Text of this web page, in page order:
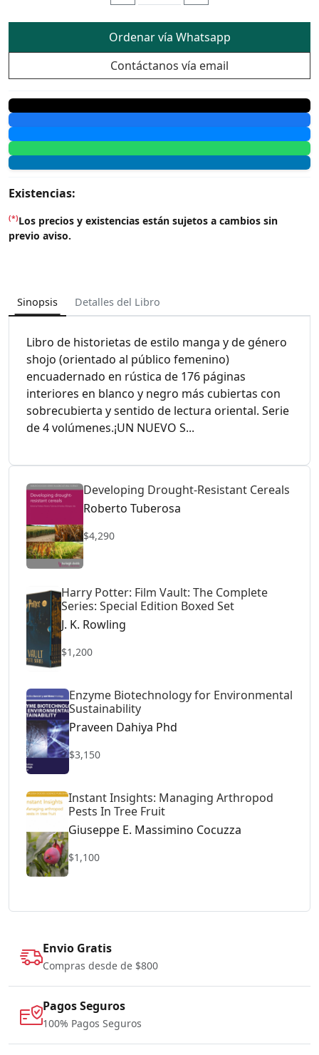
Ordenar vía Whatsapp
Contáctanos vía email
Existencias:
(*)Los precios y existencias están sujetos a cambios sin
previo aviso.
Sinopsis Detalles del Libro
Libro de historietas de estilo manga y de género
shojo (orientado al público femenino)
encuadernado en rústica de 176 páginas
interiores en blanco y negro más cubiertas con
sobrecubierta y sentido de lectura oriental. Serie
de 4 volúmenes.¡UN NUEVO S...
Developing Drought-Resistant Cereals
Roberto Tuberosa
$4,290
Harry Potter: Film Vault: The Complete
Series: Special Edition Boxed Set
J. K. Rowling
$1,200
Enzyme Biotechnology for Environmental
Sustainability
Praveen Dahiya Phd
$3,150
Instant Insights: Managing Arthropod
Pests In Tree Fruit
Giuseppe E. Massimino Cocuzza
$1,100
Envio Gratis
Compras desde de $800
Pagos Seguros
100% Pagos Seguros